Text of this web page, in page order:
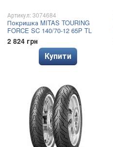
Артикул: 3074684
Покришка MITAS TOURING
FORCE SC 140/70-12 65P TL
2 824 грн
Купити